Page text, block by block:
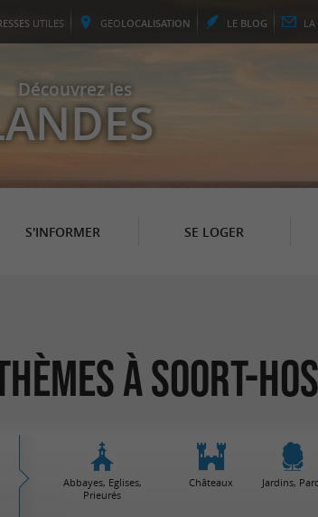
UTILES GEOLOCALISATION LE BLOG LA
Découvrez les
S'INFORMER SE LOGER
à Soort-
Abbayes, Eglises,
Prieurés
Châteaux Jardins,